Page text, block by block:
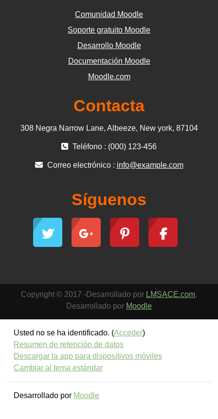
Comunidad Moodle
Soporte gratuito Moodle
Desarrollo Moodle
Documentación Moodle
Moodle.com
Contacta
308 Negra Narrow Lane, Albeeze, New york, 87104
Teléfono : (000) 123-456
Correo electrónico : info@example.com
Síguenos
Copyright © 2017 -Desarrollado por LMSACE.com.
Desarrollado por Moodle
Usted no se ha identificado. (Acceder)
Resumen de retención de datos
Descargar la app para dispositivos móviles
Cambiar al tema estándar
Desarrollado por Moodle